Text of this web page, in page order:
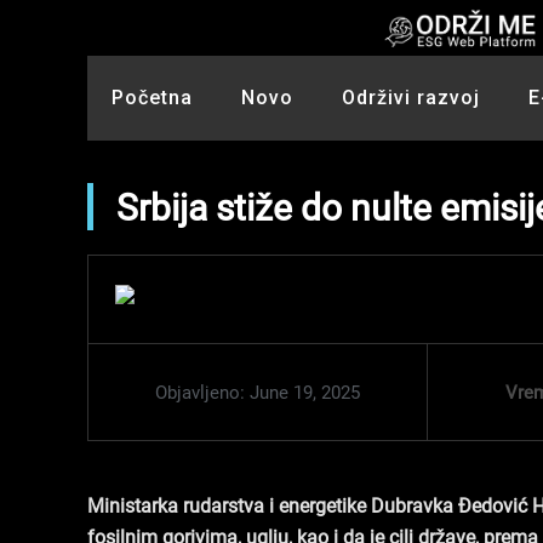
Početna Novo Održivi razvoj
Srbija stiže do nulte
Objavljeno: June 19, 2025
Ministarka rudarstva i energetike Dubravka Đedović
fosilnim gorivima, uglju, kao i da je cilj države,